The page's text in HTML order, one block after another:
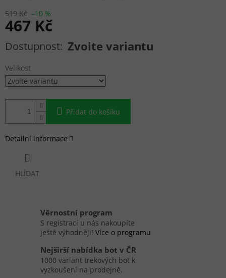
519 Kč –10 %
467 Kč
Měrná cena: Zvolte variantu
Velikost
Přidat do košíku
Detailní informace
HLÍDAT
Věrnostní program
S registrací u nás nakoupíte
ještě výhodněji! Více o programu
Nejširší nabídka bot v ČR
1000 variant trekových bot k
vyzkoušení na prodejně.